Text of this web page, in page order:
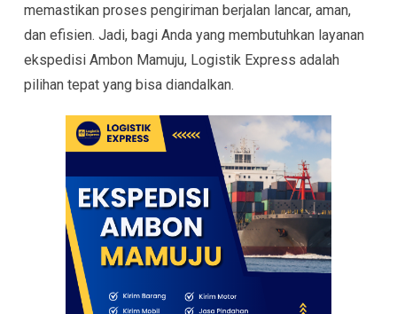
memastikan proses pengiriman berjalan lancar, aman,
dan efisien. Jadi, bagi Anda yang membutuhkan layanan
ekspedisi Ambon Mamuju, Logistik Express adalah
pilihan tepat yang bisa diandalkan.